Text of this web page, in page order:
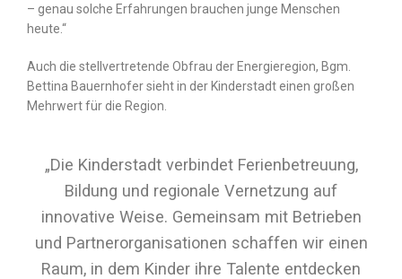
– genau solche Erfahrungen brauchen junge Menschen
heute.“
Auch die stellvertretende Obfrau der Energieregion, Bgm.
Bettina Bauernhofer sieht in der Kinderstadt einen großen
Mehrwert für die Region.
„Die Kinderstadt verbindet Ferienbetreuung,
Bildung und regionale Vernetzung auf
innovative Weise. Gemeinsam mit Betrieben
und Partnerorganisationen schaffen wir einen
Raum, in dem Kinder ihre Talente entdecken